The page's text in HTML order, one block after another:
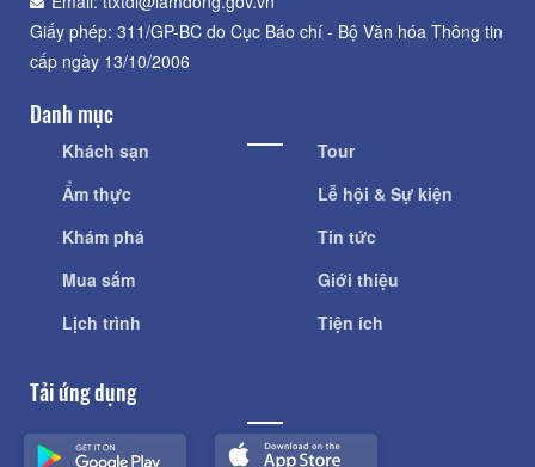
Giấy phép: 311/GP-BC do Cục Báo chí - Bộ Văn hóa Thông tin
cấp ngày 13/10/2006
Danh mục
Khách sạn
Ẩm thực
Khám phá
Mua sắm
Lịch trình
Tour
Lễ hội & Sự kiện
Tin tức
Giới thiệu
Tiện ích
Tải ứng dụng